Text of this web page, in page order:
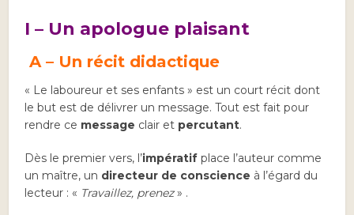
I – Un apologue plaisant
A – Un récit didactique
« Le laboureur et ses enfants » est un court récit dont
le but est de délivrer un message. Tout est fait pour
rendre ce message clair et percutant.
Dès le premier vers, l’impératif place l’auteur comme
un maître, un directeur de conscience à l’égard du
lecteur : « Travaillez, prenez» .